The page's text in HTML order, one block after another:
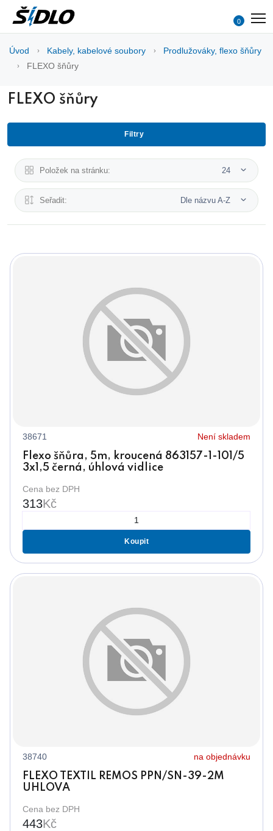
0
Úvod Kabely, kabelové soubory
Prodlužováky, flexo šňůry
FLEXO šňůry
FLEXO šňůry
Filtry
Položek na stránku: 24
Seřadit: Dle názvu A-Z
38671 Není skladem
Flexo šňůra, 5m, kroucená 863157-1-101/5
3x1,5 černá, úhlová vidlice
Cena bez DPH
313Kč
Koupit
38740 na objednávku
FLEXO TEXTIL REMOS PPN/SN-39-2M
UHLOVA
Cena bez DPH
443Kč